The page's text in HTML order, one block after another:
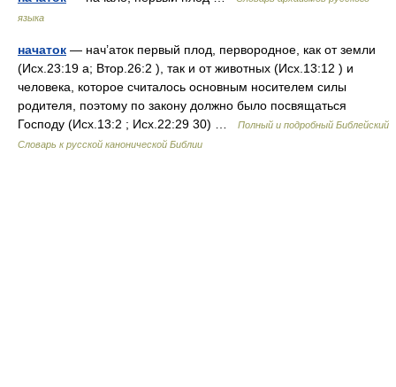
языка
начаток — нач’аток первый плод, первородное, как от земли
(Исх.23:19 а; Втор.26:2 ), так и от животных (Исх.13:12 ) и
человека, которое считалось основным носителем силы
родителя, поэтому по закону должно было посвящаться
Господу (Исх.13:2 ; Исх.22:29 30) …
Полный и подробный Библейский
Словарь к русской канонической Библии